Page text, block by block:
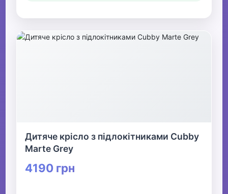
Дитяче крісло з підлокітниками Cubby
Marte Grey
4190 грн